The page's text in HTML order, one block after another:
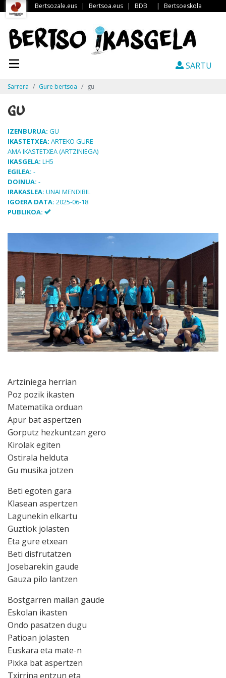
Bertsozale.eus | Bertsoa.eus | BDB | Bertsoeskola
SARTU
Sarrera Gure bertsoa gu
gu
IZENBURUA: GU
IKASTETXEA: ARTEKO GURE
AMA IKASTETXEA (ARTZINIEGA)
IKASGELA: LH5
EGILEA: -
DOINUA: -
IRAKASLEA: UNAI MENDIBIL
IGOERA DATA: 2025-06-18
PUBLIKOA:
Artziniega herrian
Poz pozik ikasten
Matematika orduan
Apur bat aspertzen
Gorputz hezkuntzan gero
Kirolak egiten
Ostirala helduta
Gu musika jotzen
Beti egoten gara
Klasean aspertzen
Lagunekin elkartu
Guztiok jolasten
Eta gure etxean
Beti disfrutatzen
Josebarekin gaude
Gauza pilo lantzen
Bostgarren mailan gaude
Eskolan ikasten
Ondo pasatzen dugu
Patioan jolasten
Euskara eta mate-n
Pixka bat aspertzen
Txirrina entzun eta